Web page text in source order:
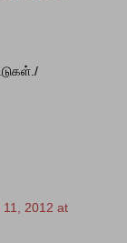
11, 2012 at